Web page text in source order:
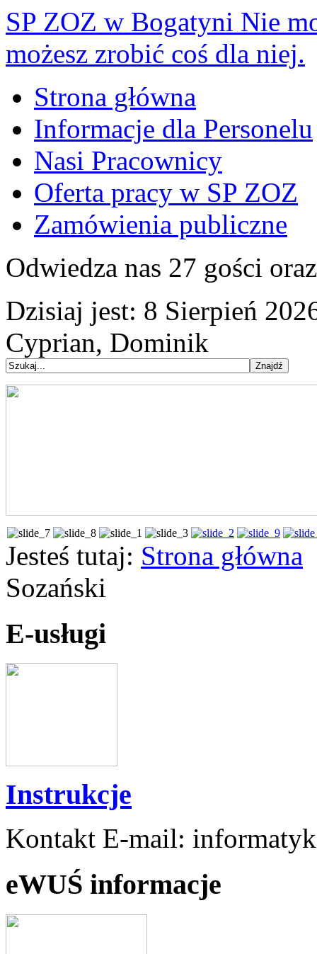
SP ZOZ w Bogatyni Nie
możesz zrobić coś dla niej.
Strona główna
Informacje dla Personelu
Nasi Pracownicy
Oferta pracy w SP ZOZ
Zamówienia publiczne
Odwiedza nas 27 gości
Dzisiaj jest: 8 Sierpień
Cyprian, Dominik
Jesteś tutaj: Strona główna
Sozański
E-usługi
Instrukcje
Kontakt E-mail:
eWUŚ informacje